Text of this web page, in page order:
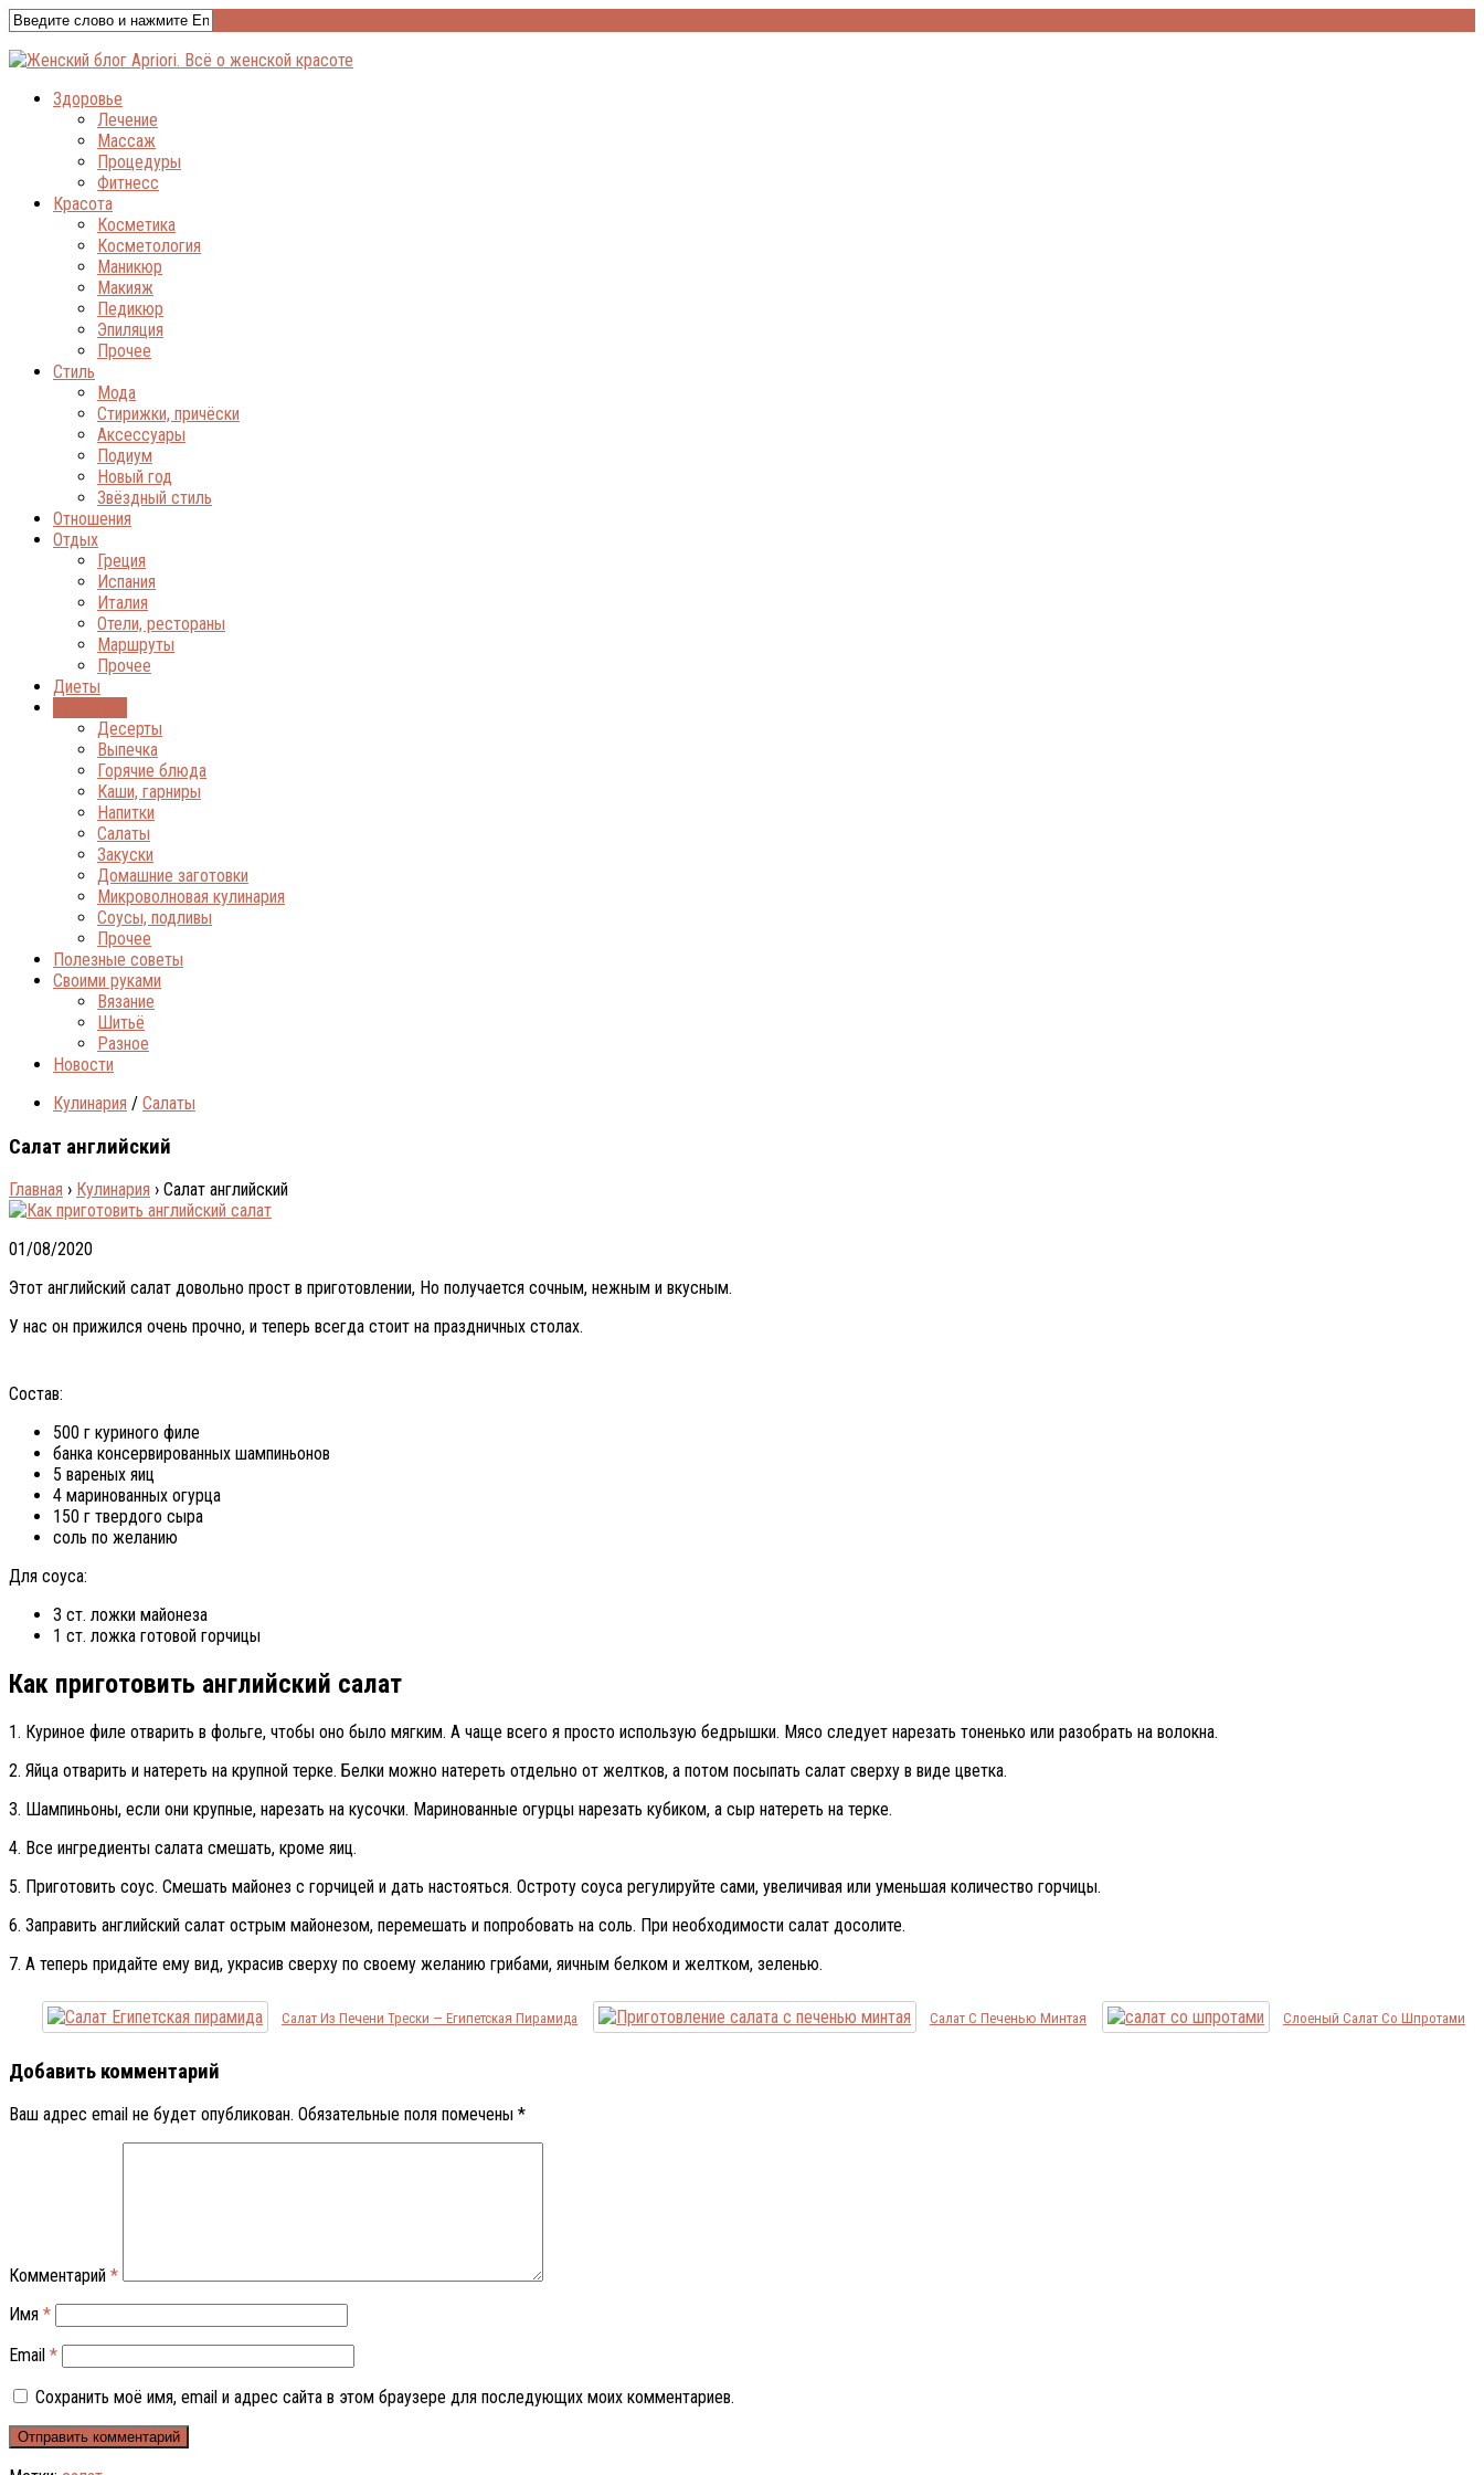
Здоровье
Лечение
Массаж
Процедуры
Фитнесс
Красота
Косметика
Косметология
Маникюр
Макияж
Педикюр
Эпиляция
Прочее
Стиль
Мода
Стирижки, причёски
Аксессуары
Подиум
Новый год
Звёздный стиль
Отношения
Отдых
Греция
Испания
Италия
Отели, рестораны
Маршруты
Прочее
Диеты
Десерты
Выпечка
Горячие блюда
Каши, гарниры
Напитки
Салаты
Закуски
Домашние заготовки
Микроволновая кулинария
Соусы, подливы
Прочее
Полезные советы
Своими руками
Вязание
Шитьё
Разное
Новости
Кулинария / Салаты
Салат английский
Главная › Кулинария › Салат английский
01/08/2020
Этот английский салат довольно прост в приготовлении, Но получается сочным, нежным и вкусным.
У нас он прижился очень прочно, и теперь всегда стоит на праздничных столах.
Состав:
500 г куриного филе
банка консервированных шампиньонов
5 вареных яиц
4 маринованных огурца
150 г твердого сыра
соль по желанию
Для соуса:
3 ст. ложки майонеза
1 ст. ложка готовой горчицы
Как приготовить английский салат
1. Куриное филе отварить в фольге, чтобы оно было мягким. А чаще всего я просто использую бедрышки. Мясо следует нарезать тоненько или разобрать на волокна.
2. Яйца отварить и натереть на крупной терке. Белки можно натереть отдельно от желтков, а потом посыпать салат сверху в виде цветка.
3. Шампиньоны, если они крупные, нарезать на кусочки. Маринованные огурцы нарезать кубиком, а сыр натереть на терке.
4. Все ингредиенты салата смешать, кроме яиц.
5. Приготовить соус. Смешать майонез с горчицей и дать настояться. Остроту соуса регулируйте сами, увеличивая или уменьшая количество горчицы.
6. Заправить английский салат острым майонезом, перемешать и попробовать на соль. При необходимости салат досолите.
7. А теперь придайте ему вид, украсив сверху по своему желанию грибами, яичным белком и желтком, зеленью.
Салат Из Печени Трески — Египетская Пирамида Салат С Печенью Минтая Слоеный Салат Со Шпротами
Добавить комментарий
Ваш адрес email не будет опубликован. Обязательные поля помечены *
Комментарий *
Имя *
Email *
Сохранить моё имя, email и адрес сайта в этом браузере для последующих моих комментариев.